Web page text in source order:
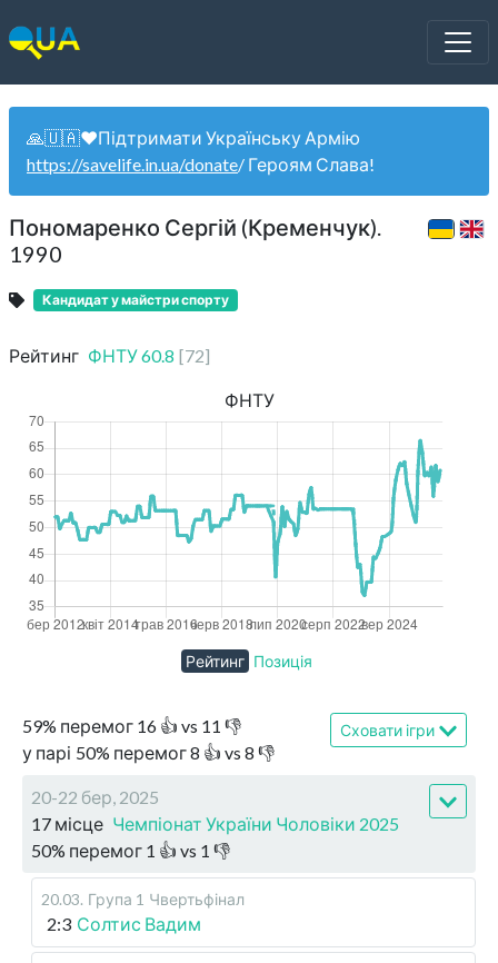
🙏🇺🇦❤️Підтримати Українську Армію
https://savelife.in.ua/donate/ Героям Слава!
Пономаренко Сергій (Кременчук).
1990
Кандидат у майстри спорту
Рейтинг ФНТУ60.8 [72]
59% перемог 16 👍 vs 11 👎
у парі 50% перемог8 👍 vs 8 👎
Сховати ігри
20-22 бер, 2025
17 місце Чемпіонат України Чоловіки 2025
50% перемог 1 👍 vs 1 👎
20.03. Група 1 Чвертьфінал
2:3 Солтис Вадим
ФНТУ
Рейтинг Позиція